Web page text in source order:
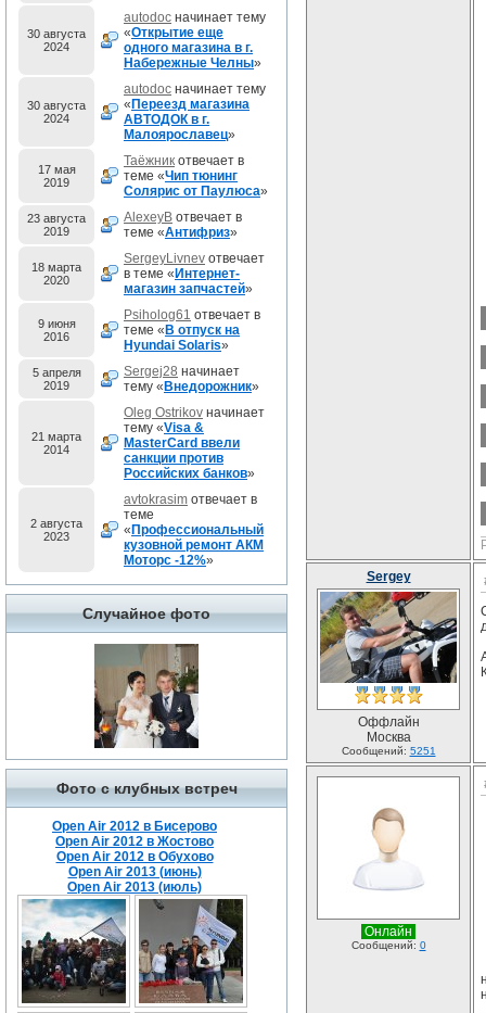
30 августа
2024
autodoc начинает тему
«Открытие еще
одного магазина в г.
Набережные Челны»
30 августа
2024
autodoc начинает тему
« Переезд магазина
АВТОДОК в г.
Малоярославец»
17 мая
2019
Таёжник отвечает в
теме «Чип тюнинг
Солярис от Паулюса»
23 августа
2019
AlexeyB отвечает в
теме «Антифриз»
18 марта
2020
SergeyLivnev отвечает
в теме « Интернет-
магазин запчастей»
9 июня
2016
Psiholog61 отвечает в
теме « В отпуск на
Hyundai Solaris»
5 апреля
2019
Sergej28 начинает
тему « Внедорожник»
21 марта
2014
Oleg Ostrikov начинает
тему «Visa &
MasterCard ввели
санкции против
Российских банков»
2 августа
2023
avtokrasim отвечает в
теме
« Профессиональный
кузовной ремонт АКМ
Моторс -12%»
Случайное фото
Фото с клубных встреч
Open Air 2012 в Бисерово
Open Air 2012 в Жостово
Open Air 2012 в Обухово
Open Air 2013 (июнь)
Open Air 2013 (июль)
Sergey
Оффлайн
Москва
Сообщений: 5251
Онлайн
Сообщений: 0